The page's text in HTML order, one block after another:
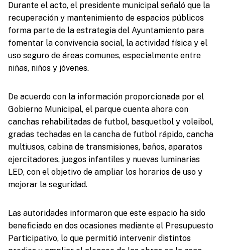
Durante el acto, el presidente municipal señaló que la
recuperación y mantenimiento de espacios públicos
forma parte de la estrategia del Ayuntamiento para
fomentar la convivencia social, la actividad física y el
uso seguro de áreas comunes, especialmente entre
niñas, niños y jóvenes.
De acuerdo con la información proporcionada por el
Gobierno Municipal, el parque cuenta ahora con
canchas rehabilitadas de futbol, basquetbol y voleibol,
gradas techadas en la cancha de futbol rápido, cancha
multiusos, cabina de transmisiones, baños, aparatos
ejercitadores, juegos infantiles y nuevas luminarias
LED, con el objetivo de ampliar los horarios de uso y
mejorar la seguridad.
Las autoridades informaron que este espacio ha sido
beneficiado en dos ocasiones mediante el Presupuesto
Participativo, lo que permitió intervenir distintos